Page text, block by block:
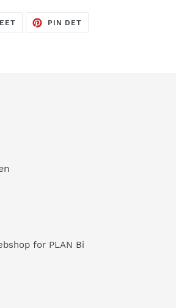
TWEET
PIN DET
for PLAN Bi